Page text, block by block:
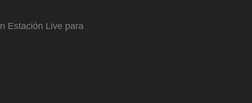
Estación Live para